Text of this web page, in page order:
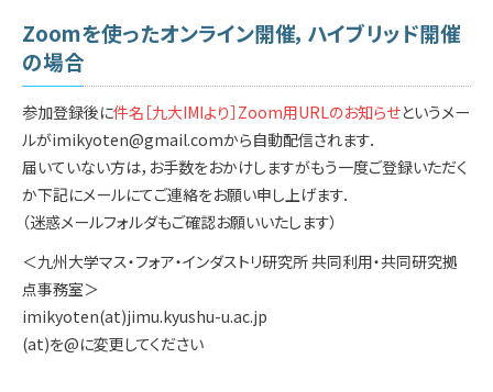
Zoomを使ったオンライン開催，ハイブリッド開催
の場合
参加登録後に件名［九大IMIより］Zoom用URLのお知らせというメー
ルがimikyoten@gmail.comから自動配信されます．
届いていない方は，お手数をおかけしますがもう一度ご登録いただく
か下記にメールにてご連絡をお願い申し上げます．
（迷惑メールフォルダもご確認お願いいたします）
＜九州大学マス・フォア・インダストリ研究所 共同利用・共同研究拠
点事務室＞
imikyoten(at)jimu.kyushu-u.ac.jp
(at)を@に変更してください